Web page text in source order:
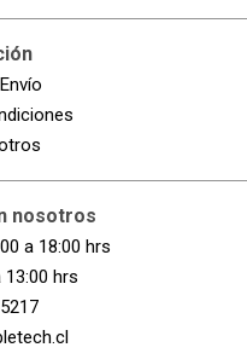
nosotros
a 18:00 hrs
13:00 hrs